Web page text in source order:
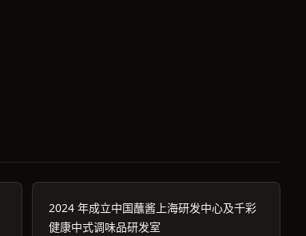
2024 年成立中国蘸酱上海研发中心及千彩
健康中式调味品研发室